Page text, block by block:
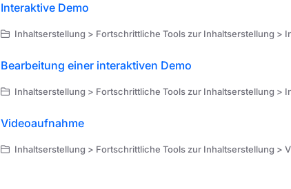
Interaktive Demo
Inhaltserstellung > Fortschrittliche Tools zur Inhaltserstellung >
Bearbeitung einer interaktiven Demo
Inhaltserstellung > Fortschrittliche Tools zur Inhaltserstellung >
Videoaufnahme
Inhaltserstellung > Fortschrittliche Tools zur Inhaltserstellung >